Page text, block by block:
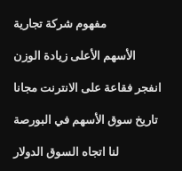
مفهوم شركة تجارية
الأسهم الأعلى زيادة الوزن
انفجر فقاعة على الانترنت مجانا
تاريخ سوق الأسهم في البورصة
لنا اتجاه السوق الدولار